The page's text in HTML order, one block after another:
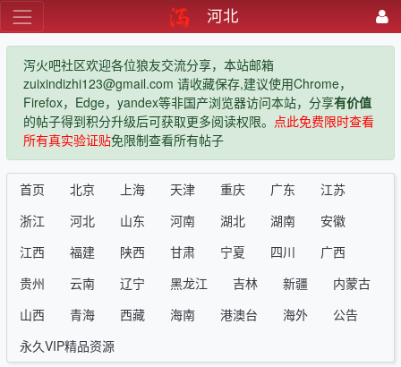
河北
泻火吧社区欢迎各位狼友交流分享，本站邮箱
zuixindizhi123@gmail.com 请收藏保存,建议使用Chrome，
Firefox，Edge，yandex等非国产浏览器访问本站，分享有价值
的帖子得到积分升级后可获取更多阅读权限。 点此免费限时查看
所有真实验证贴免限制查看所有帖子
首页 北京 上海 天津 重庆 广东
江苏
浙江
河北 山东 河南 湖北 湖南
安徽
江西
福建 陕西 甘肃 宁夏 四川
广西
贵州
云南 辽宁 黑龙江 吉林 新疆
内蒙古
山西
青海 西藏 海南 港澳台 海外
公告
永久VIP精品资源